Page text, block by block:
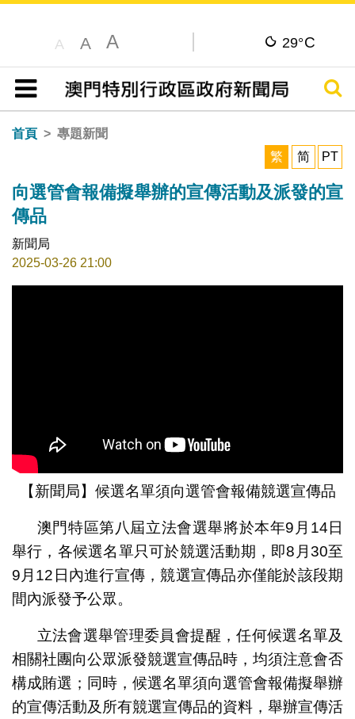
A A A 29°C
目錄
搜尋
首頁
專題新聞
繁
简 PT
向選管會報備擬舉辦的宣傳活動及派發的宣
傳品
新聞局
2025-03-26 21:00
【新聞局】候選名單須向選管會報備競選宣傳品
澳門特區第八屆立法會選舉將於本年9月14日
舉行，各候選名單只可於競選活動期，即8月30至
9月12日內進行宣傳，競選宣傳品亦僅能於該段期
間內派發予公眾。
立法會選舉管理委員會提醒，任何候選名單及
相關社團向公眾派發競選宣傳品時，均須注意會否
構成賄選；同時，候選名單須向選管會報備擬舉辦
的宣傳活動及所有競選宣傳品的資料，舉辦宣傳活